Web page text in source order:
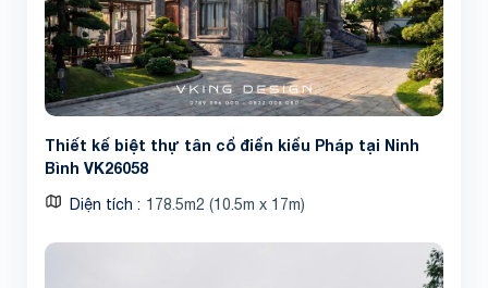
Thiết kế biệt thự tân cổ điển kiểu Pháp tại Ninh
Bình VK26058
Diện tích 178.5m2 (10.5m x 17m)